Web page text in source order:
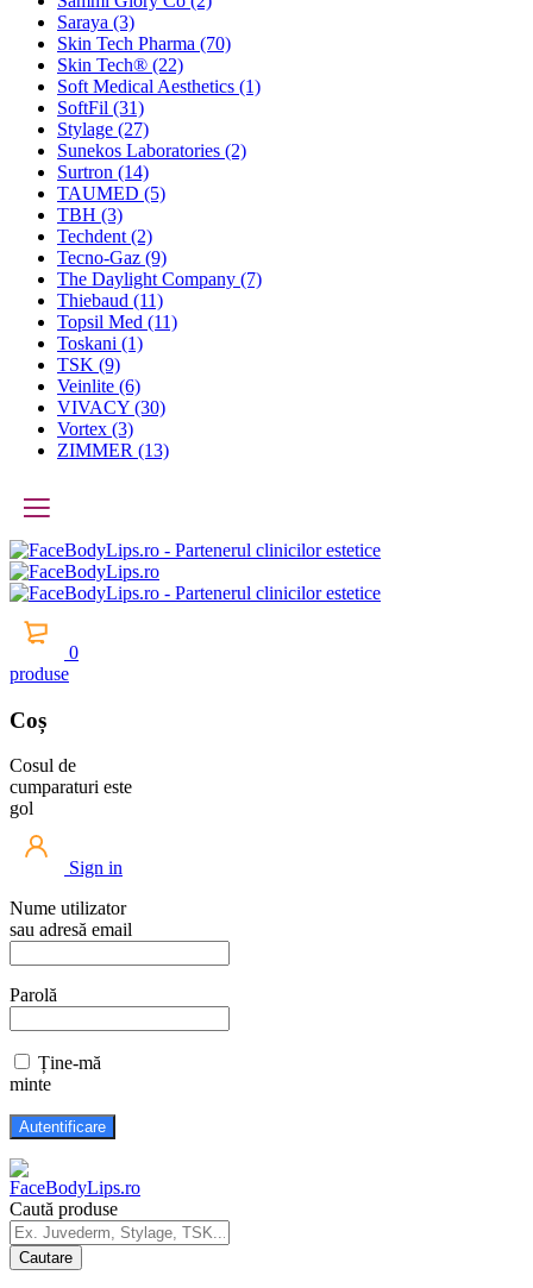
Saraya (3)
Skin Tech Pharma (70)
Skin Tech® (22)
Soft Medical Aesthetics (1)
SoftFil (31)
Stylage (27)
Sunekos Laboratories (2)
Surtron (14)
TAUMED (5)
TBH (3)
Techdent (2)
Tecno-Gaz (9)
The Daylight Company (7)
Thiebaud (11)
Topsil Med (11)
Toskani (1)
TSK (9)
Veinlite (6)
VIVACY (30)
Vortex (3)
ZIMMER (13)
0
produse
Coș
Cosul de
cumparaturi este
gol
Sign in
Nume utilizator
sau adresă email
Parolă
Ține-mă
minte
Caută produse